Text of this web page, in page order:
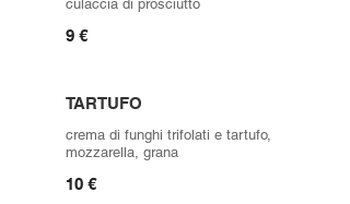
culaccia di prosciutto
9 €
TARTUFO
crema di funghi trifolati e tartufo,
mozzarella, grana
10 €